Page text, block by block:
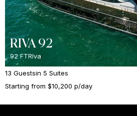
RIVA 92
92 FTRIva
13 Guestsin 5 Suites
Starting from $10,200 p/day